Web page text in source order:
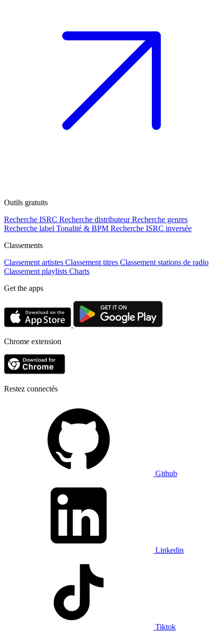
Outils gratuits
Recherche ISRC Recherche distributeur Recherche genres
Recherche label Tonalité & BPM Recherche ISRC inversée
Classements
Classement artistes Classement titres Classement stations de radio
Classement playlists Charts
Get the apps
Chrome extension
Restez connectés
Github
Linkedin
Tiktok